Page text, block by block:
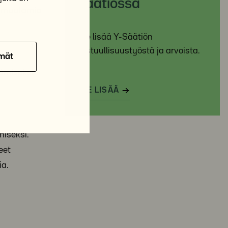
Säätiössä
Lue lisää Y-Säätiön
vastuullisuustyöstä ja arvoista.
LUE LISÄÄ